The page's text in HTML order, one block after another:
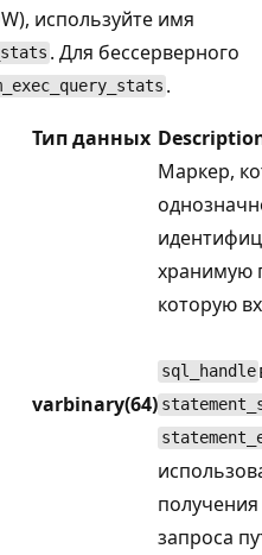
используйте имя
. Для бессерверного
.
Тип данных
varbinary(64)
Маркер,
хранимую
которую
sql_handle
получения
запроса